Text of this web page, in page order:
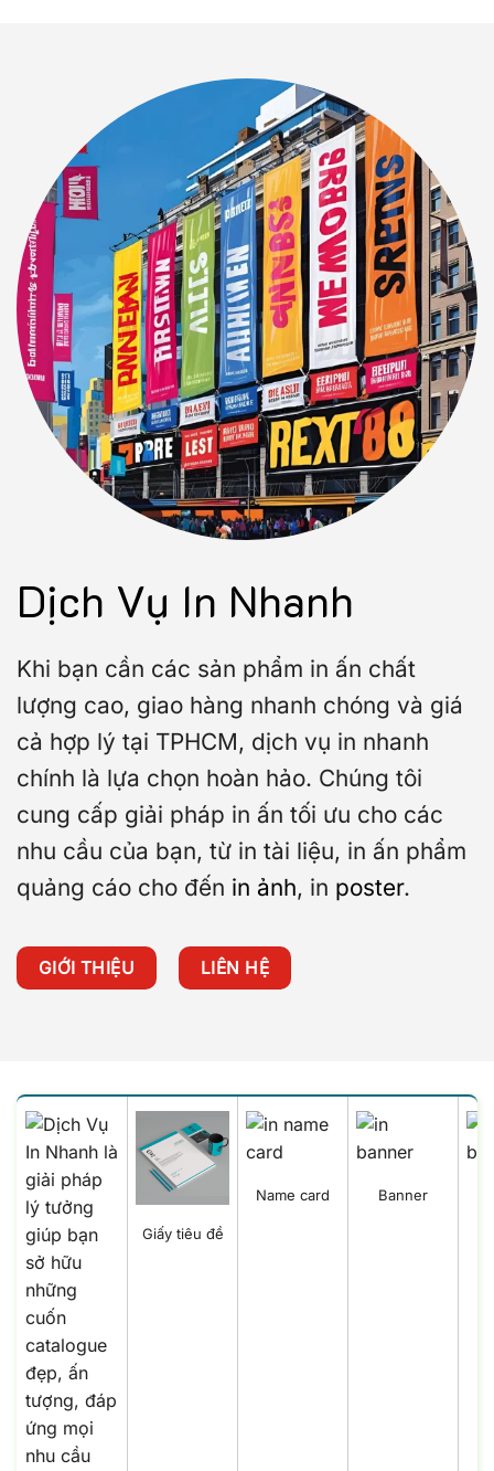
Dịch Vụ In Nhanh
Khi bạn cần các sản phẩm in ấn chất
lượng cao, giao hàng nhanh chóng và giá
cả hợp lý tại TPHCM, dịch vụ in nhanh
chính là lựa chọn hoàn hảo. Chúng tôi
cung cấp giải pháp in ấn tối ưu cho các
nhu cầu của bạn, từ in tài liệu, in ấn phẩm
quảng cáo cho đến in ảnh, in poster.
GIỚI THIỆU LIÊN HỆ
Giấy tiêu đề
Name card Banner